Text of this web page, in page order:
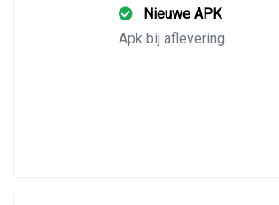
Nieuwe APK
Apk bij aflevering